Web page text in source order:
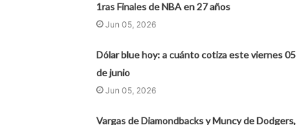
1ras Finales de NBA en 27 años
Jun 05, 2026
Dólar blue hoy: a cuánto cotiza este viernes 05
de junio
Jun 05, 2026
Vargas de Diamondbacks y Muncy de Dodgers,